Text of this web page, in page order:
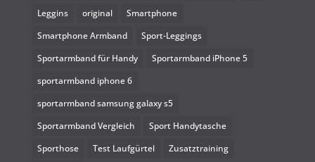
Leggins
original
Smartphone
Smartphone Armband
Sport-Leggings
Sportarmband für Handy
Sportarmband iPhone 5
sportarmband iphone 6
sportarmband samsung galaxy s5
Sportarmband Vergleich
Sport Handytasche
Sporthose
Test Laufgürtel
Zusatztraining